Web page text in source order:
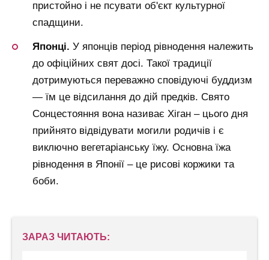
пристойно і не псувати об'єкт культурної
спадщини.
Японці. У японців період рівнодення належить
до офіційних свят досі. Такої традиції
дотримуються переважно сповідуючі буддизм
— їм це відсилання до дій предків. Свято
Сонцестояння вона називає Хіган – цього дня
прийнято відвідувати могили родичів і є
виключно вегетаріанську їжу. Основна їжа
рівнодення в Японії – це рисові коржики та
боби.
ЗАРАЗ ЧИТАЮТЬ: